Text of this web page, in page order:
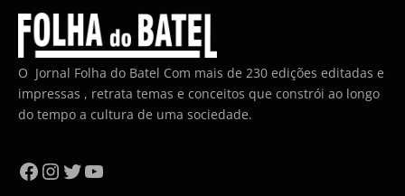
O Jornal Folha do Batel Com mais de 230 edições editadas e
impressas , retrata temas e conceitos que constrói ao longo
do tempo a cultura de uma sociedade.
Facebook
Instagram
Twitter
YouTube